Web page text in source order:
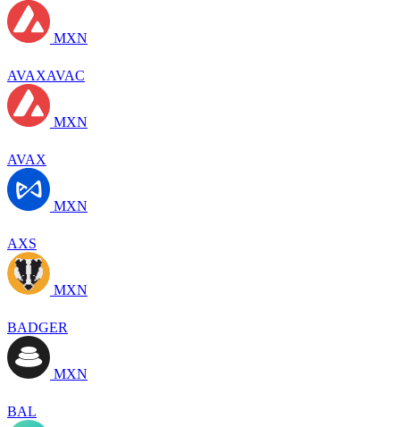
MXN
AVAXAVAC
MXN
AVAX
MXN
AXS
MXN
BADGER
MXN
BAL